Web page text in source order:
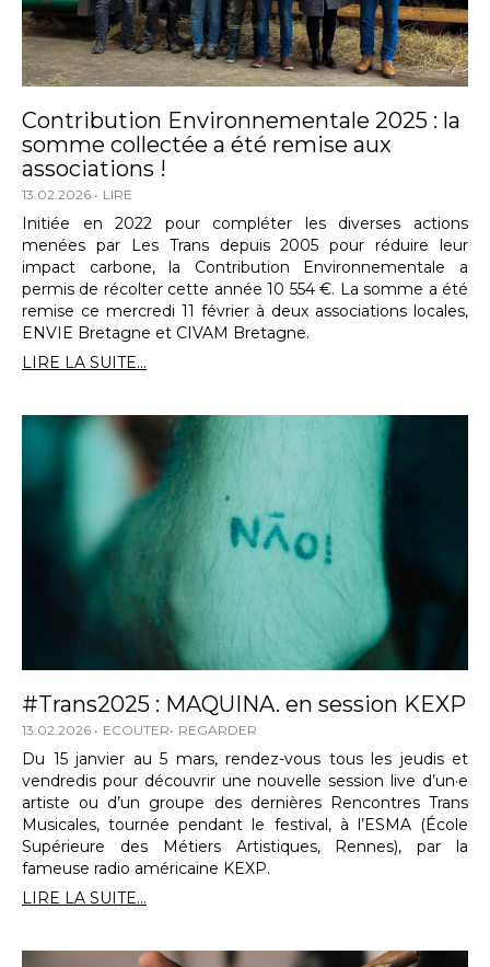
Contribution Environnementale 2025 : la
somme collectée a été remise aux
associations !
13.02.2026 LIRE
Initiée en 2022 pour compléter les diverses actions
menées par Les Trans depuis 2005 pour réduire leur
impact carbone, la Contribution Environnementale a
permis de récolter cette année 10 554 €. La somme a été
remise ce mercredi 11 février à deux associations locales,
ENVIE Bretagne et CIVAM Bretagne.
LIRE LA SUITE...
#Trans2025 : MAQUINA. en session KEXP
13.02.2026 ECOUTER REGARDER
Du 15 janvier au 5 mars, rendez-vous tous les jeudis et
vendredis pour découvrir une nouvelle session live d’un·e
artiste ou d’un groupe des dernières Rencontres Trans
Musicales, tournée pendant le festival, à l’ESMA (École
Supérieure des Métiers Artistiques, Rennes), par la
fameuse radio américaine KEXP.
LIRE LA SUITE...